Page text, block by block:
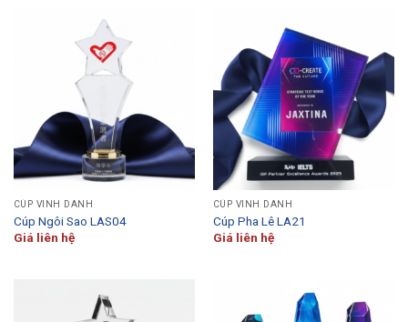
CÚP VINH DANH
Cúp Ngôi Sao LAS04
Giá liên hệ
CÚP VINH DANH
Cúp Pha Lê LA21
Giá liên hệ